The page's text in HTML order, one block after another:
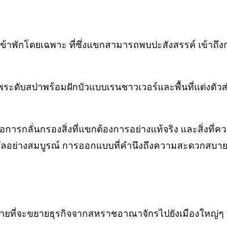
พักโดยเฉพาะ ที่ซึ่งแขกสามารถพบปะสังสรรค์ เข้าถึ
ดับสปาพร้อมฝักบัวแบบเรนชาวเวอร์และพื้นที่แต่งตัว
ารกลั่นกรองสิ่งที่แขกต้องการอย่างแท้จริง และสิ่งที่ค
ย่างสมบูรณ์ การออกแบบที่คำนึงถึงความสะดวกสบา
ที่จะขยายธุรกิจจากสหราชอาณาจักรไปยังเมืองใหญ่